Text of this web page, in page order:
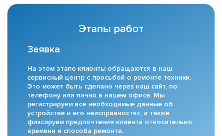
Этапы работ
Заявка
На этом этапе клиенты обращаются в наш
сервисный центр с просьбой о ремонте техники.
Это может быть сделано через наш сайт, по
телефону или лично в нашем офисе. Мы
регистрируем все необходимые данные об
устройстве и его неисправностях, а также
фиксируем предпочтения клиента относительно
времени и способа ремонта.